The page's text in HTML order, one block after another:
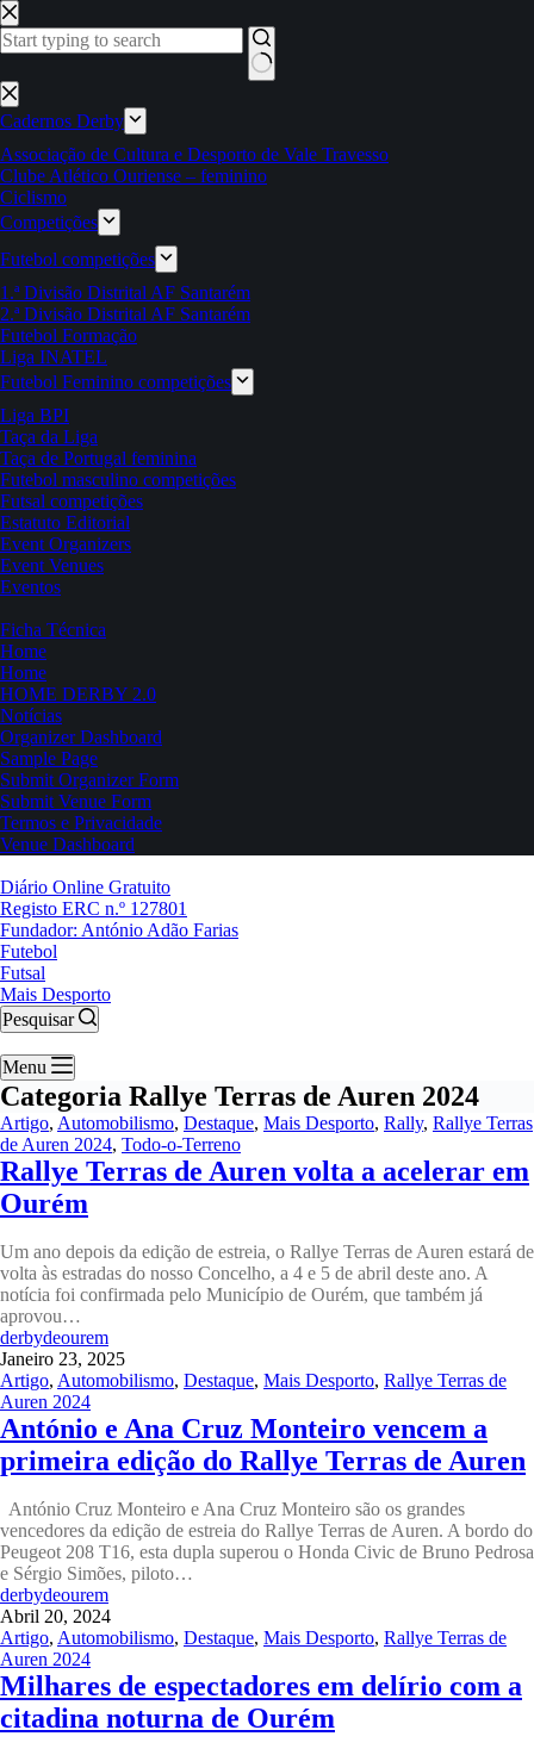
Pular
para
o
Sem
resultados
Cadernos Derby
Associação de Cultura e Desporto de Vale Travesso
Clube Atlético Ouriense – feminino
Ciclismo
Competições
Futebol competições
1.ª Divisão Distrital AF Santarém
2.ª Divisão Distrital AF Santarém
Futebol Formação
Liga INATEL
Futebol Feminino competições
Liga BPI
Taça da Liga
Taça de Portugal feminina
Futebol masculino competições
Futsal competições
Estatuto Editorial
Event Organizers
Event Venues
Eventos
Ficha Técnica
Home
Home
HOME DERBY 2.0
Notícias
Organizer Dashboard
Sample Page
Submit Organizer Form
Submit Venue Form
Termos e Privacidade
Venue Dashboard
Diário Online Gratuito
Registo ERC n.º 127801
Fundador: António Adão Farias
Futebol
Futsal
Mais Desporto
Pesquisar
Menu
Categoria Rallye Terras de Auren 2024
Artigo, Automobilismo, Destaque, Mais Desporto, Rally, Rallye Terras
de Auren 2024, Todo-o-Terreno
Rallye Terras de Auren volta a acelerar em
Ourém
Um ano depois da edição de estreia, o Rallye Terras de Auren estará de
volta às estradas do nosso Concelho, a 4 e 5 de abril deste ano. A
notícia foi confirmada pelo Município de Ourém, que também já
aprovou…
derbydeourem
Janeiro 23, 2025
Artigo, Automobilismo, Destaque, Mais Desporto, Rallye Terras de
Auren 2024
António e Ana Cruz Monteiro vencem a
primeira edição do Rallye Terras de Auren
António Cruz Monteiro e Ana Cruz Monteiro são os grandes
vencedores da edição de estreia do Rallye Terras de Auren. A bordo do
Peugeot 208 T16, esta dupla superou o Honda Civic de Bruno Pedrosa
e Sérgio Simões, piloto…
derbydeourem
Abril 20, 2024
Artigo, Automobilismo, Destaque, Mais Desporto, Rallye Terras de
Auren 2024
Milhares de espectadores em delírio com a
citadina noturna de Ourém